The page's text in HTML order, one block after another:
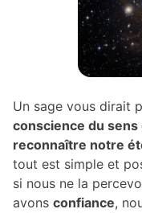
Un sage vous dirait
conscience du sens
reconnaître notre
tout est simple et
si nous ne la
avons confiance,